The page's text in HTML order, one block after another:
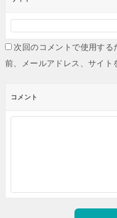
次回のコメントで使用する
前、メールアドレス、サイト
コメント